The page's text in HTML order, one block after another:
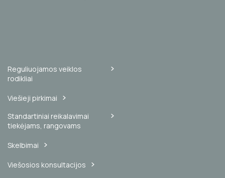
Reguliuojamos veiklos
rodikliai
Viešieji pirkimai
Standartiniai reikalavimai
tiekėjams, rangovams
Skelbimai
Viešosios konsultacijos